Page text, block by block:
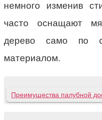
немного изменив
часто оснащают
дерево само по
материалом.
Преимущества палубной